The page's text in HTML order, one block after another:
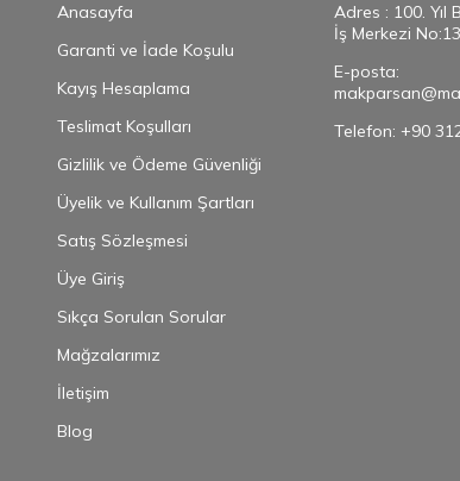
Anasayfa
Garanti ve İade Koşulu
Kayış Hesaplama
Teslimat Koşulları
Gizlilik ve Ödeme Güvenliği
Üyelik ve Kullanım Şartları
Satış Sözleşmesi
Üye Giriş
Sıkça Sorulan Sorular
Mağzalarımız
İletişim
Blog
Adres : 100. Yıl
İş Merkezi
E-posta:
Telefon: +90